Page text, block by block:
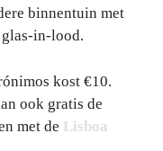
binnentuin met
in-lood.
kost €10.
ook gratis de
met de Lisboa